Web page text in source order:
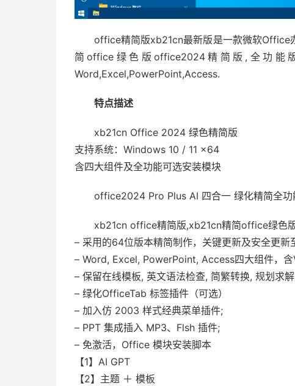
office精简版xb21cn最新版是一款微软
简office绿色版office2024精简版,全功
Word,Excel,PowerPoint,Access.
特点描述
xb21cn Office 2024 绿色精简版
支持系统：Windows 10 / 11 x64
含四大组件及全功能可选安装模块
office2024 Pro Plus AI 四合一 绿化精简全
xb21cn office精简版,xb21cn精简office绿色
– 采用的64位版本精简制作，关键更新及安全更新
– Word, Excel, PowerPoint, Access四大组件，含
– 保留在线模板, 英文语法检查, 简繁转换, 规划求
– 绿化OfficeTab 标签插件（可选）
– 加入仿 2003 样式经典菜单插件;
– PPT 集成插入 MP3、Flsh 插件;
– 免激活，Office 模块安装脚本
【1】AI GPT
【2】主题 ＋ 模板